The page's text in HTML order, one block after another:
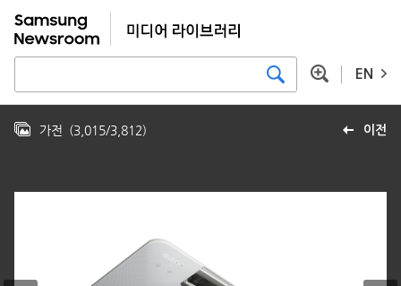
EN
이전
가전 (3,015/3,812)